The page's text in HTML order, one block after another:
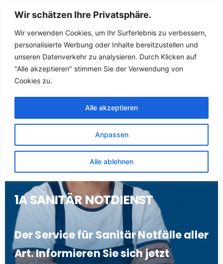
Wir schätzen Ihre Privatsphäre.
Wir verwenden Cookies, um Ihr Surferlebnis zu verbessern,
personalisierte Werbung oder Inhalte bereitzustellen und
unseren Datenverkehr zu analysieren. Durch Klicken auf
"Alle akzeptieren" stimmen Sie der Verwendung von
Cookies zu.
Anpassen
Alle ablehnen
Alle akzeptieren
Sanitär Notdienst
(Klempner) für
Friedland Zeust
1A SANITÄR NOTDIENST
Der Service für Sanitär Notfälle aller
Art. Informieren Sie sich jetzt